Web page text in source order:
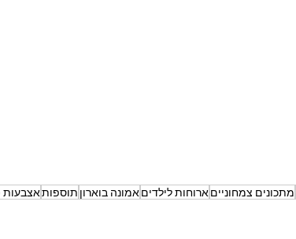
מתכונים צמחונייםארוחות לילדיםאמונה בוארון תוספותאצבעות